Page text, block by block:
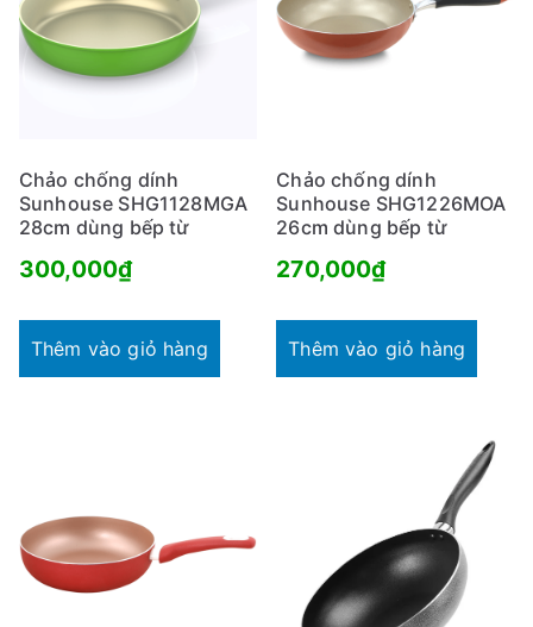
Chảo chống dính
Sunhouse SHG1128MGA
28cm dùng bếp từ
300,000₫
Thêm vào giỏ hàng
Chảo chống dính
Sunhouse SHG1226MOA
26cm dùng bếp từ
270,000₫
Thêm vào giỏ hàng